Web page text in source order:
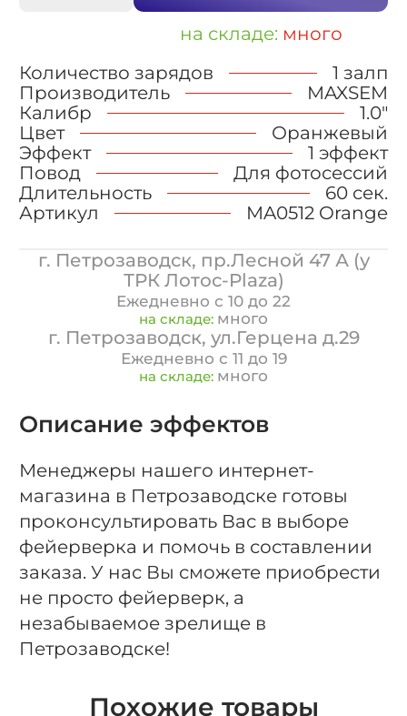
на складе: много
Количество зарядов
1 залп
Производитель
MAXSEM
Калибр
1.0"
Цвет
Оранжевый
Эффект
1 эффект
Повод
Для фотосессий
Длительность
60 сек.
Артикул
MA0512 Orange
г. Петрозаводск, пр.Лесной 47 А (у
ТРК Лотос-Plaza)
Ежедневно с 10 до 22
на складе: много
г. Петрозаводск, ул.Герцена д.29
Ежедневно с 11 до 19
на складе: много
Описание эффектов
Менеджеры нашего интернет-
магазина в Петрозаводске готовы
проконсультировать Вас в выборе
фейерверка и помочь в составлении
заказа. У нас Вы сможете приобрести
не просто фейерверк, а
незабываемое зрелище в
Петрозаводске!
Похожие товары